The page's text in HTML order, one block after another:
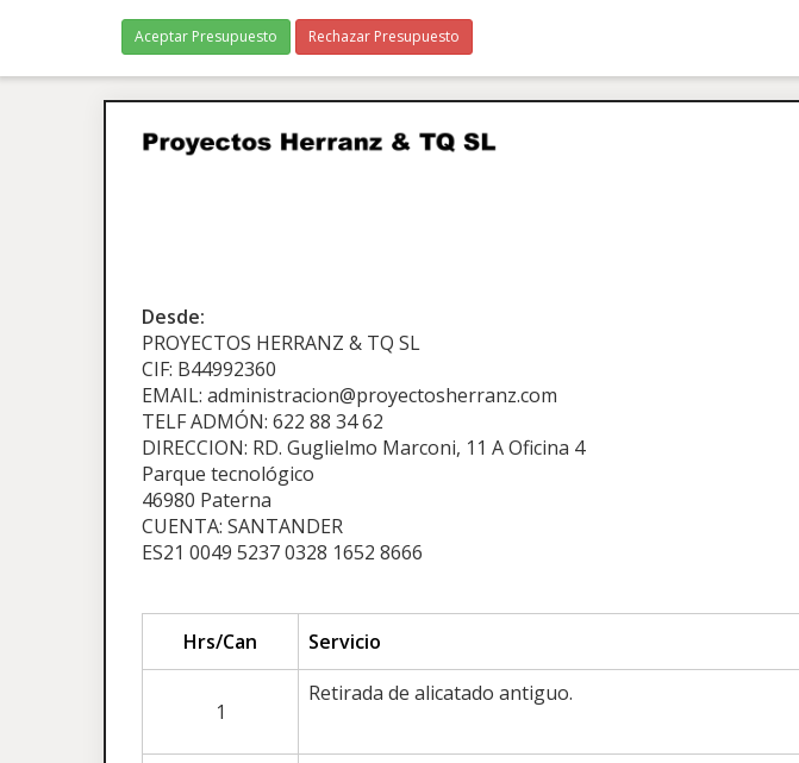
Aceptar Presupuesto Rechazar Presupuesto
Desde:
PROYECTOS HERRANZ & TQ SL
CIF: B44992360
EMAIL: administracion@proyectosherranz.com
TELF ADMÓN: 622 88 34 62
DIRECCION: RD. Guglielmo Marconi, 11 A Oficina 4
Parque tecnológico
46980 Paterna
CUENTA: SANTANDER
ES21 0049 5237 0328 1652 8666
Hrs/Can Servicio
1
Retirada de alicatado antiguo.